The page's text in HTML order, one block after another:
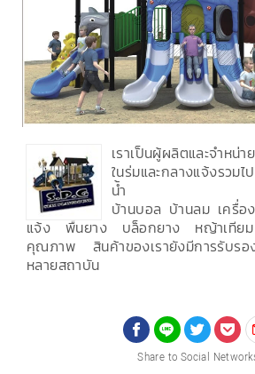
เราเป็นผู้ผลิตและจำหน่า
ในร่มและกลางแจ้งรวมไ
น้ำ
บ้านบอล บ้านลม เครื่อ
แจ้ง พื้นยาง บล็อกยาง หญ้าเทียม
คุณภาพ สินค้าของเรายังมีการรับรอ
หลายสถาบัน
Share to Social